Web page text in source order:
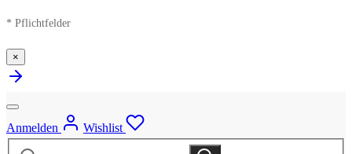
* Pflichtfelder
×
Anmelden
Wishlist
Suche